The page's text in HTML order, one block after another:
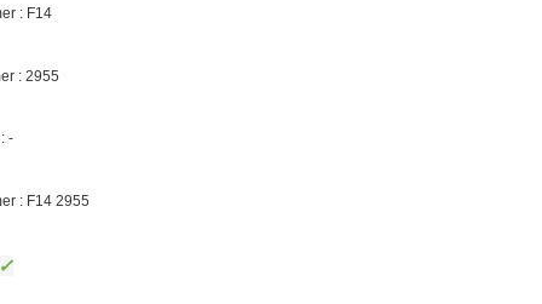
: F14
: 2955
-
: F14 2955